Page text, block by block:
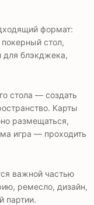
формат:
стол,
для блэкджека,
стола — создать
Карты
размещаться,
игра — проходить
важной частью
ремесло, дизайн,
партии.